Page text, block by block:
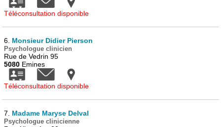
Téléconsultation disponible
6. Monsieur Didier Pierson
Psychologue clinicien
Rue de Vedrin 95
5080 Emines
Téléconsultation disponible
7. Madame Maryse Delval
Psychologue clinicienne